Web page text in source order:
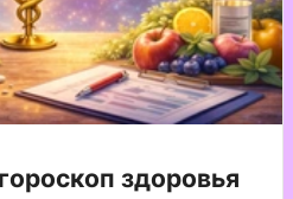
здоровья